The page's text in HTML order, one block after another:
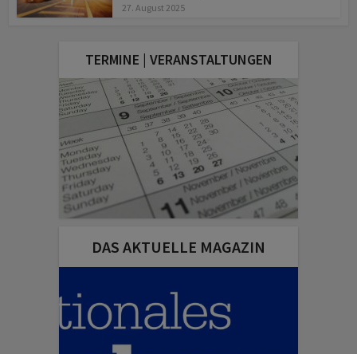
27. August 2025
TERMINE | VERANSTALTUNGEN
DAS AKTUELLE MAGAZIN